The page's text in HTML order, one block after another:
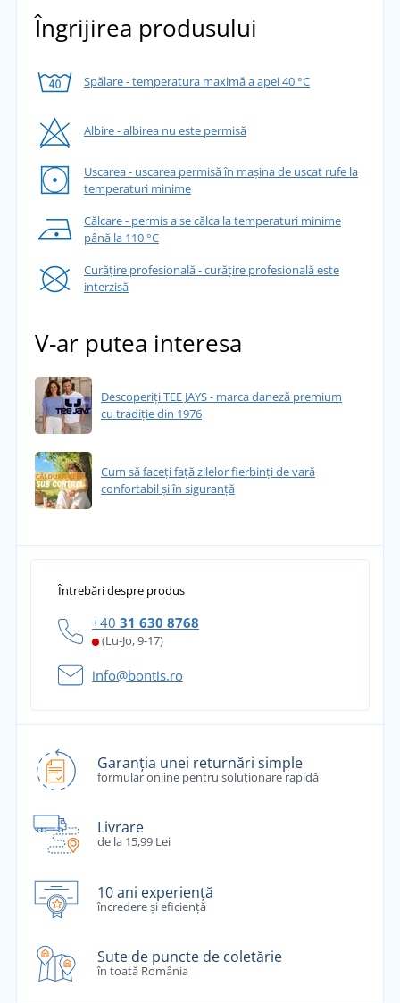
Îngrijirea produsului
Spălare - temperatura maximă a apei 40 °C
Albire - albirea nu este permisă
Uscarea - uscarea permisă în mașina de uscat rufe la
temperaturi minime
Călcare - permis a se călca la temperaturi minime
până la 110 °C
Curățire profesională - curățire profesională este
interzisă
V-ar putea interesa
Descoperiți TEE JAYS - marca daneză premium
cu tradiție din 1976
Cum să faceți față zilelor fierbinți de vară
confortabil și în siguranță
Întrebări despre produs
+40 31 630 8768
(Lu-Jo, 9-17)
info@bontis.ro
Garanția unei returnări simple
formular online pentru soluționare rapidă
Livrare
de la 15,99 Lei
10 ani experiență
încredere și eficiență
Sute de puncte de coletărie
în toată România